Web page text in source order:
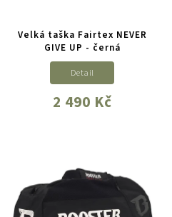
Velká taška Fairtex NEVER
GIVE UP - černá
2 490 Kč
Detail